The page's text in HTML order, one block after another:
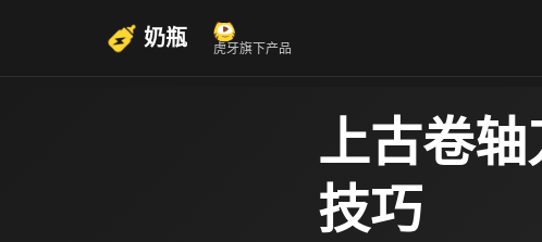
奶瓶 虎牙旗下产品
上古卷
技巧